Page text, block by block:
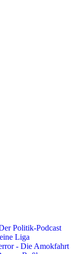
Politik-Podcast
Liga
- Die Amokfahrt